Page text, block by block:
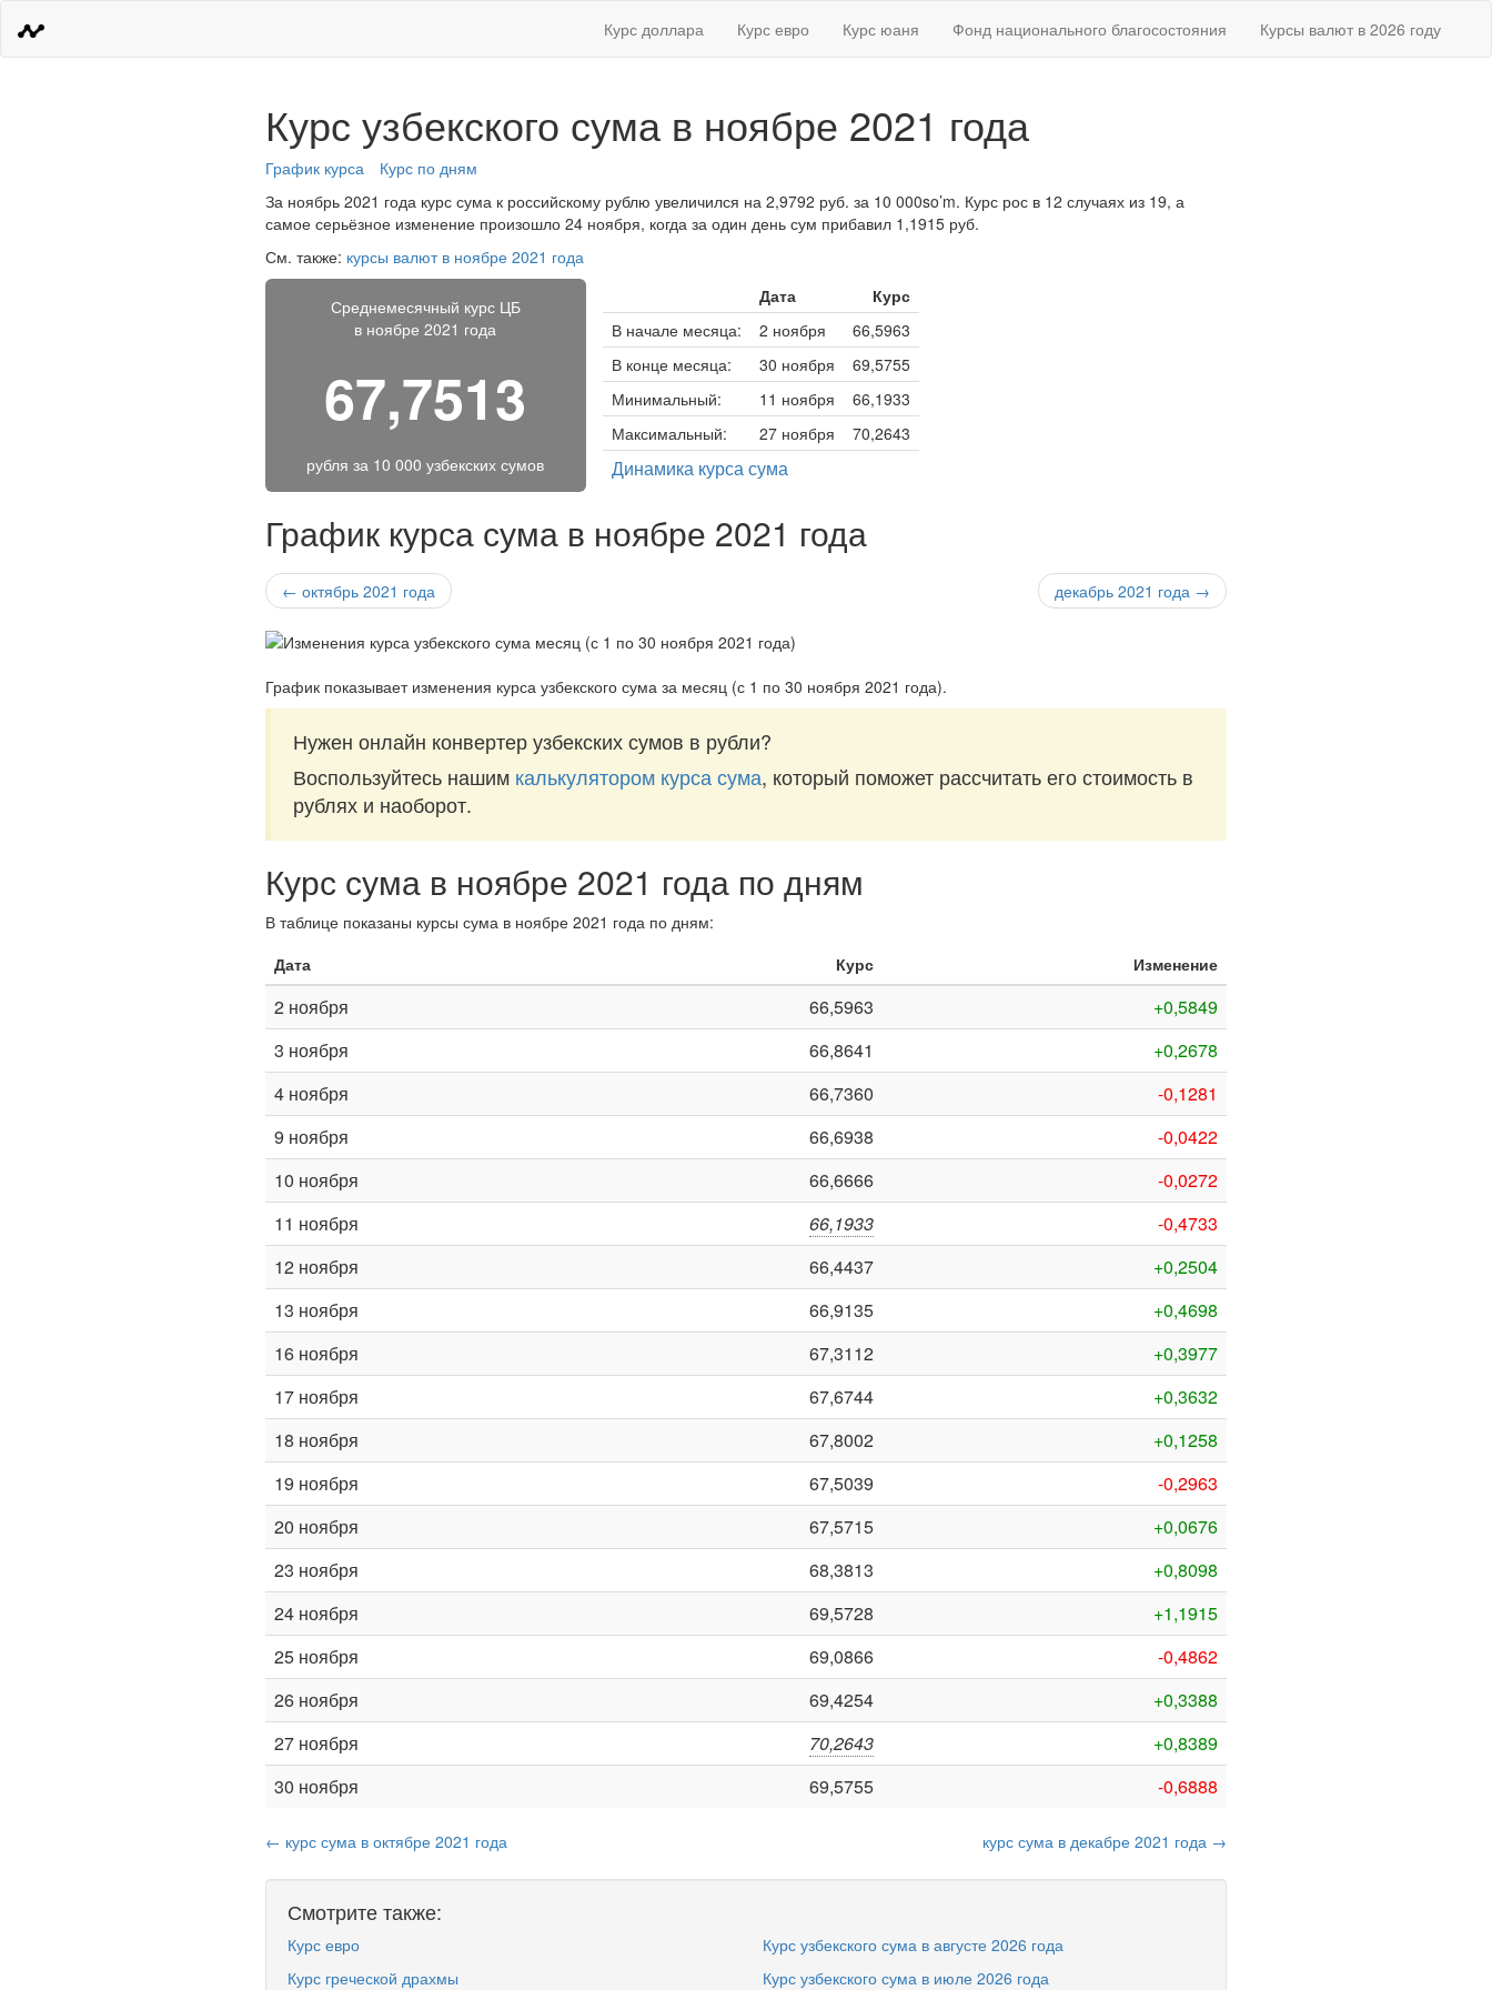
Курс доллара Курс евро Курс юаня Фонд национального благосостояния Курсы валют в 2026 году
Курс узбекского сума в ноябре 2021 года
График курса
Курс по дням
За ноябрь 2021 года курс сума к российскому рублю увеличился на 2,9792 руб. за 10 000so’m. Курс рос в 12 случаях из 19, а
самое серьёзное изменение произошло 24 ноября, когда за один день сум прибавил 1,1915 руб.
См. также: курсы валют в ноябре 2021 года
Среднемесячный курс ЦБ
в ноябре 2021 года
67,7513
рубля за 10 000 узбекских сумов
Дата
Курс
В начале месяца:
2 ноября
66,5963
В конце месяца:
30 ноября
69,5755
Минимальный:
11 ноября
66,1933
Максимальный:
27 ноября 70,2643
Динамика курса сума
График курса сума в ноябре 2021 года
← октябрь 2021 года декабрь 2021 года →
График показывает изменения курса узбекского сума за месяц (с 1 по 30 ноября 2021 года).
Нужен онлайн конвертер узбекских сумов в рубли?
Воспользуйтесь нашим калькулятором курса сума, который поможет рассчитать его стоимость в
рублях и наоборот.
Курс сума в ноябре 2021 года по дням
В таблице показаны курсы сума в ноябре 2021 года по дням:
Дата
Курс Изменение
2 ноября 66,5963
+0,5849
3 ноября
66,8641
+0,2678
4 ноября
66,7360
-0,1281
9 ноября
66,6938
-0,0422
10 ноября
66,6666
-0,0272
11 ноября
66,1933
-0,4733
12 ноября
66,4437
+0,2504
13 ноября
66,9135
+0,4698
16 ноября
67,3112
+0,3977
17 ноября
67,6744
+0,3632
18 ноября
67,8002
+0,1258
19 ноября
67,5039
-0,2963
20 ноября
67,5715
+0,0676
23 ноября
68,3813
+0,8098
24 ноября
69,5728
+1,1915
25 ноября
69,0866
-0,4862
26 ноября
69,4254
+0,3388
27 ноября
70,2643
+0,8389
30 ноября
69,5755 -0,6888
← курс сума в октябре 2021 года курс сума в декабре 2021 года →
Смотрите также:
Курс евро
Курс греческой драхмы
Курс узбекского сума в августе 2026 года
Курс узбекского сума в июле 2026 года